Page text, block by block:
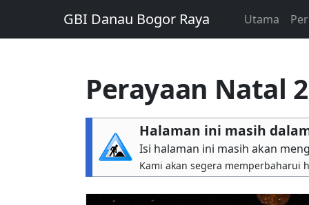
GBI Danau Bogor Raya Utama
Perayaan Natal
Halaman ini masih
Isi halaman ini masih akan
Kami akan segera memperbaharui